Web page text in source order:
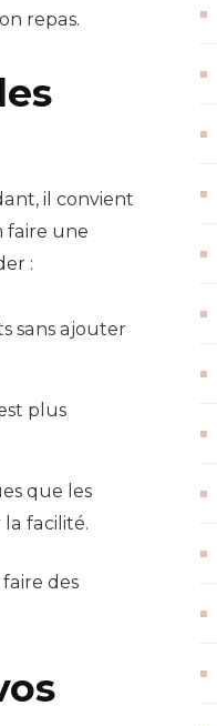
repas.
il convient
faire une
:
sans ajouter
plus
que les
facilité.
des